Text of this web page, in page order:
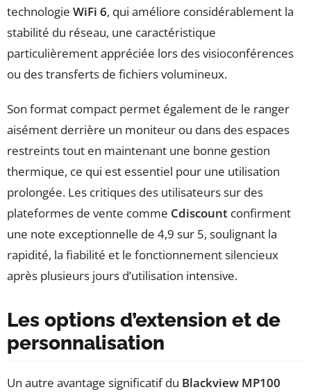
technologie WiFi 6, qui améliore considérablement la
stabilité du réseau, une caractéristique
particulièrement appréciée lors des visioconférences
ou des transferts de fichiers volumineux.
Son format compact permet également de le ranger
aisément derrière un moniteur ou dans des espaces
restreints tout en maintenant une bonne gestion
thermique, ce qui est essentiel pour une utilisation
prolongée. Les critiques des utilisateurs sur des
plateformes de vente comme Cdiscount confirment
une note exceptionnelle de 4,9 sur 5, soulignant la
rapidité, la fiabilité et le fonctionnement silencieux
après plusieurs jours d’utilisation intensive.
Les options d’extension et de
personnalisation
Un autre avantage significatif du Blackview MP100